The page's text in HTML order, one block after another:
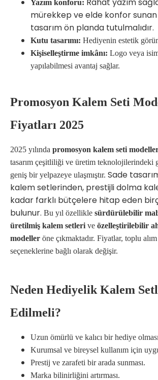
Yazım konforu:
mürekkep ve elde konfor
tasarım ön planda tutulmalıdır.
Kutu tasarımı: Hediyenin estetik
Kişiselleştirme imkânı: Logo veya isim
yapılabilmesi avantaj sağlar.
Promosyon Kalem Seti
Fiyatları 2025
2025 yılında promosyon kalem seti
tasarım çeşitliliği ve üretim teknolojilerindeki
geniş bir yelpazeye ulaşmıştır. Sade
kalem setlerinden, prestijli dolma
kadar farklı bütçelere hitap eden
bulunur. Bu yıl özellikle sürdürülebilir
üretilmiş kalem setleri ve özelleştirilebilir
modeller öne çıkmaktadır. Fiyatlar, toplu
seçeneklerine bağlı olarak değişir.
Neden Hediyelik Kalem
Edilmeli?
Uzun ömürlü ve kalıcı bir hediye
Kurumsal ve bireysel kullanım için
Prestij ve zarafeti bir arada sunması.
Marka bilinirliğini artırması.